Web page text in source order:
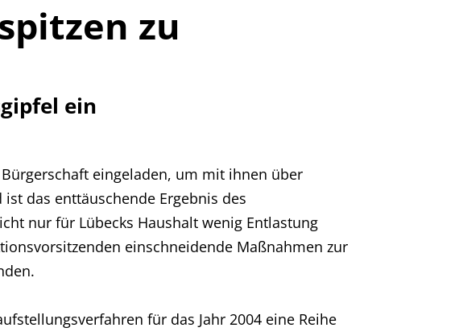
zu
ein
eingeladen, um mit ihnen über
das enttäuschende Ergebnis des
nur für Lübecks Haushalt wenig Entlastung
einschneidende Maßnahmen zur
für das Jahr 2004 eine Reihe